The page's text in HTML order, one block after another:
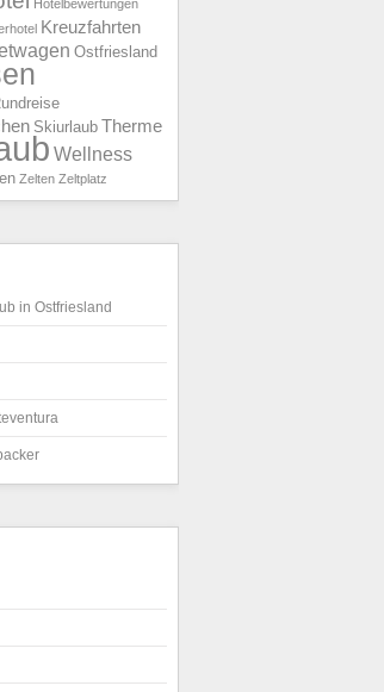
Hotelbewertungen
Kreuzfahrten
Ostfriesland
Skiurlaub Therme
Wellness
Zelten Zeltplatz
in Ostfriesland